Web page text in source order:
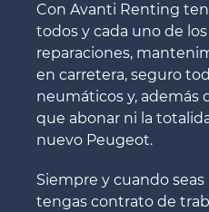
Con Avanti Renting
todos y cada uno de
reparaciones,
en carretera, seguro
neumáticos y, además
que abonar ni la
nuevo Peugeot.
Siempre y cuando
tengas contrato de